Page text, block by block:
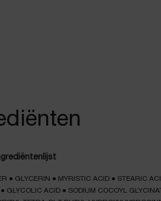
● GLYCERIN ● MYRISTIC ACID ● STEARIC
● GLYCOLIC ACID ● SODIUM COCOYL